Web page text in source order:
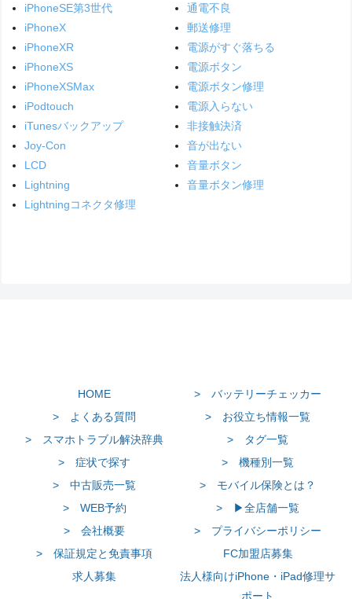
iPhoneSE第3世代
iPhoneX
iPhoneXR
iPhoneXS
iPhoneXSMax
iPodtouch
iTunesバックアップ
Joy-Con
LCD
Lightning
Lightningコネクタ修理
通電不良
郵送修理
電源がすぐ落ちる
電源ボタン
電源ボタン修理
電源入らない
非接触決済
音が出ない
音量ボタン
音量ボタン修理
HOME
> バッテリーチェッカー
> よくある質問
> お役立ち情報一覧
> スマホトラブル解決辞典
> タグ一覧
> 症状で探す
> 機種別一覧
> 中古販売一覧
> モバイル保険とは？
> WEB予約
> ▶全店舗一覧
> 会社概要
> プライバシーポリシー
> 保証規定と免責事項
FC加盟店募集
求人募集
法人様向けiPhone・iPad修理サ
ポート